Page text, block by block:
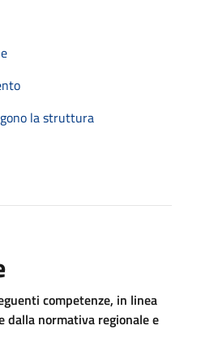
la struttura
competenze, in linea
normativa regionale e